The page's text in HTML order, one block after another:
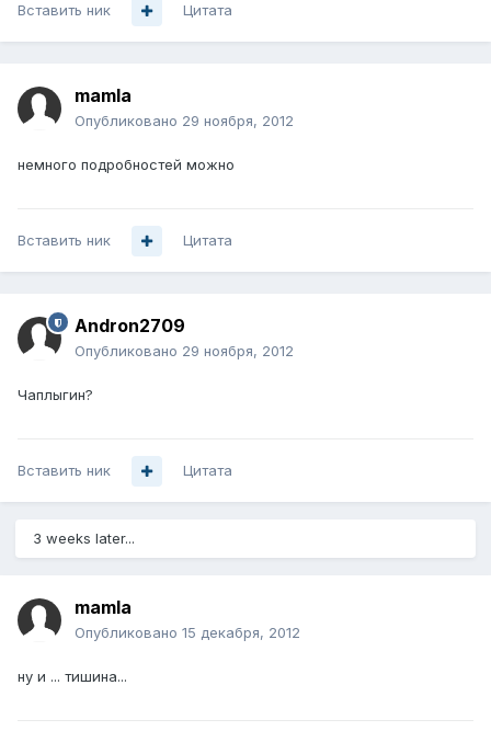
Вставить ник Цитата
mamla
Опубликовано 29 ноября, 2012
немного подробностей можно
Вставить ник Цитата
Andron2709
Опубликовано 29 ноября, 2012
Чаплыгин?
Вставить ник Цитата
3 weeks later...
mamla
Опубликовано 15 декабря, 2012
ну и ... тишина...